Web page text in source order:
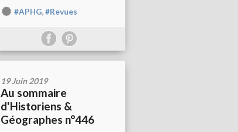
#APHG,#Revues
19 Juin 2019
Au sommaire
d'Historiens &
Géographes n°446